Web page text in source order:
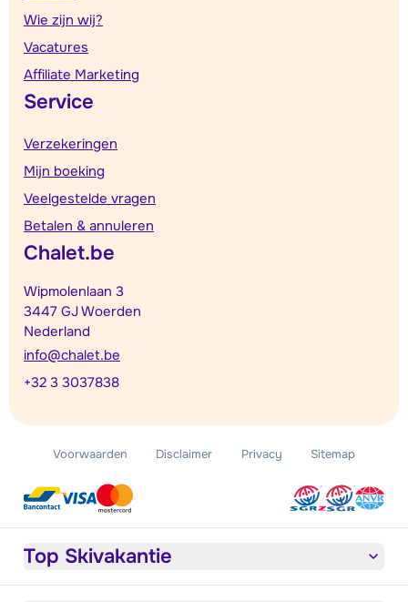
Wie zijn wij?
Vacatures
Affiliate Marketing
Service
Verzekeringen
Mijn boeking
Veelgestelde vragen
Betalen & annuleren
Chalet.be
Wipmolenlaan 3
3447 GJ Woerden
Nederland
info@chalet.be
+32 3 3037838
Voorwaarden Disclaimer Privacy Sitemap
Top Skivakantie